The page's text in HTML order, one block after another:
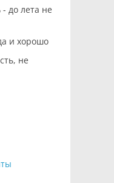
до лета не
и хорошо
не